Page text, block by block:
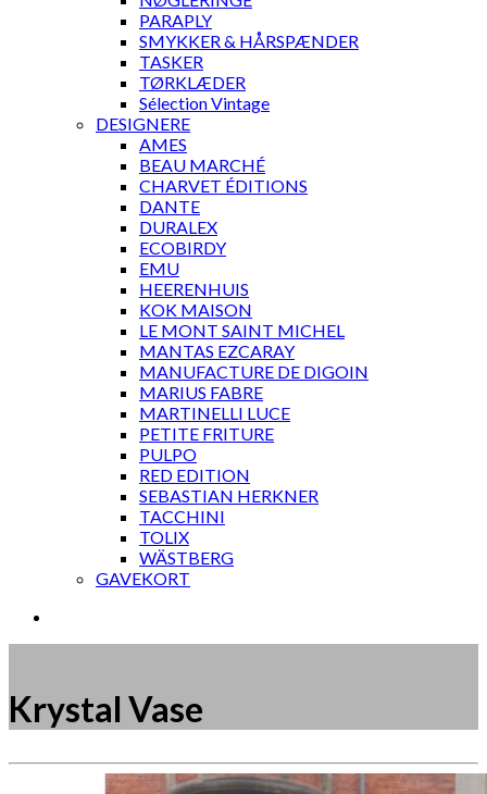
PARAPLY
SMYKKER & HÅRSPÆNDER
TASKER
TØRKLÆDER
Sélection Vintage
DESIGNERE
AMES
BEAU MARCHÉ
CHARVET ÉDITIONS
DANTE
DURALEX
ECOBIRDY
EMU
HEERENHUIS
KOK MAISON
LE MONT SAINT MICHEL
MANTAS EZCARAY
MANUFACTURE DE DIGOIN
MARIUS FABRE
MARTINELLI LUCE
PETITE FRITURE
PULPO
RED EDITION
SEBASTIAN HERKNER
TACCHINI
TOLIX
WÄSTBERG
GAVEKORT
Krystal Vase
Måske kunne nogle af disse produkter have din